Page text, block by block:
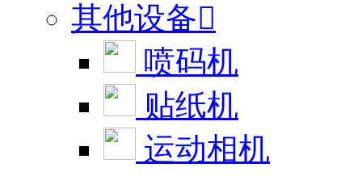
其他设备
喷码机
贴纸机
运动相机